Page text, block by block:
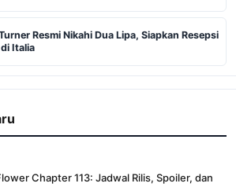
Resmi Nikahi Dua Lipa, Siapkan Resepsi
Italia
Chapter 113: Jadwal Rilis, Spoiler, dan